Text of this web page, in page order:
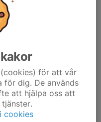
för att vår
för dig. De används
att hjälpa oss att
cookies